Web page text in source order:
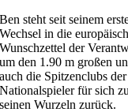
Ben steht seit seinem
Wechsel in die
Wunschzettel der
um den 1.90 m großen
auch die Spitzenclubs
Nationalspieler für sich
seinen Wurzeln zurück.